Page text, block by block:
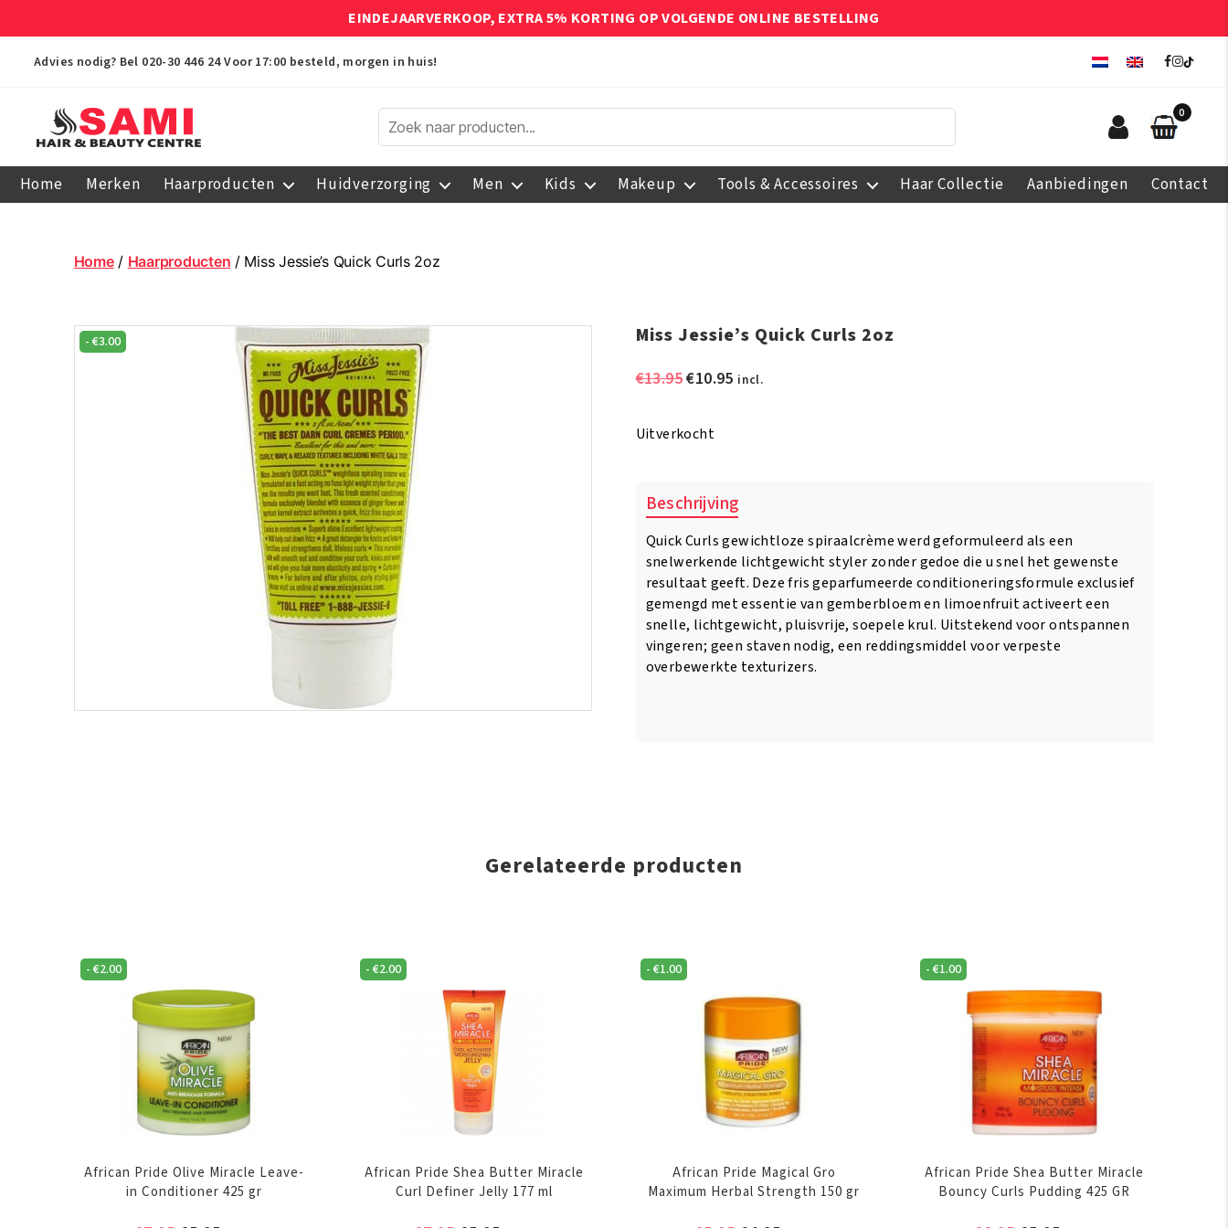
EINDEJAARVERKOOP, EXTRA 5% KORTING OP VOLGENDE ONLINE BESTELLING
Advies nodig? Bel 020-30 446 24 Voor 17:00 besteld, morgen in huis!
Hair
Centre
0
Home Merken Haarproducten Huidverzorging Men Kids Makeup Tools & Accessoires Haar Collectie Aanbiedingen Contact
Home/ Haarproducten / Miss Jessie’s Quick Curls 2oz
- €3.00 Miss Jessie’s Quick Curls 2oz
€13.95Oorspronkelijke
€13.95.
€10.95Huidige
incl.
Uitverkocht
Beschrijving
Quick Curls gewichtloze spiraalcrème werd geformuleerd als een
snelwerkende lichtgewicht styler zonder gedoe die u snel het gewenste
resultaat geeft. Deze fris geparfumeerde conditioneringsformule exclusief
gemengd met essentie van gemberbloem en limoenfruit activeert een
snelle, lichtgewicht, pluisvrije, soepele krul. Uitstekend voor ontspannen
vingeren; geen staven nodig, een reddingsmiddel voor verpeste
overbewerkte texturizers.
Gerelateerde producten
- €2.00
African Pride Olive Miracle Leave-
in Conditioner 425 gr
-€2.00
African Pride Shea Butter Miracle
Curl Definer Jelly 177 ml
- €1.00
African Pride Magical Gro
Maximum Herbal Strength 150 gr
-€1.00
African Pride Shea Butter Miracle
Bouncy Curls Pudding 425 GR